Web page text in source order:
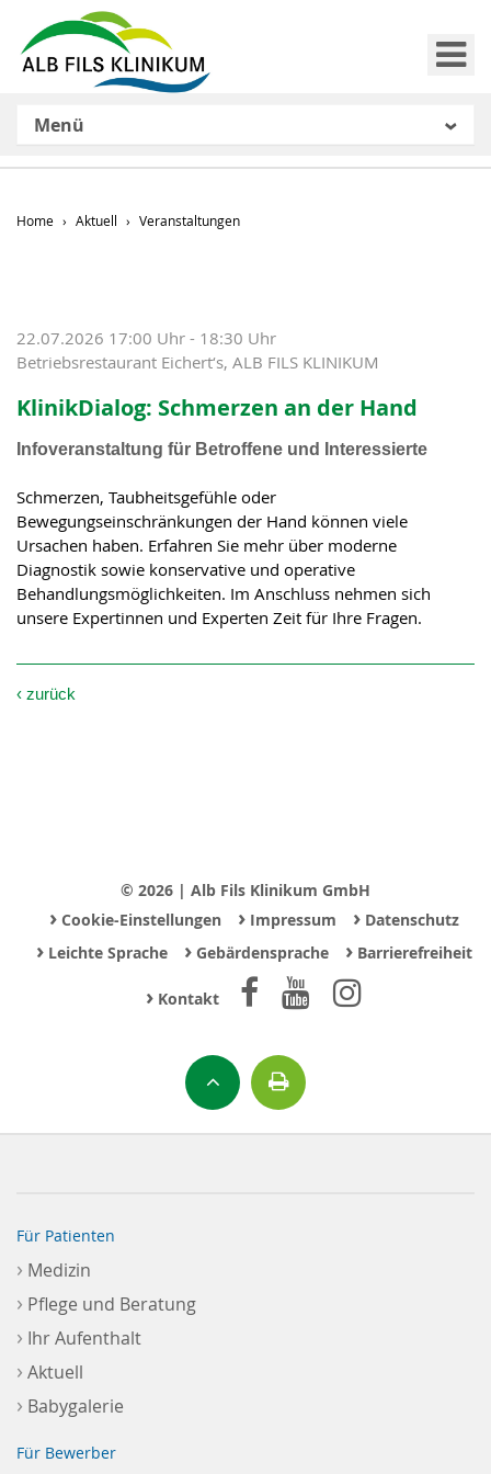
Menü
Home Aktuell Veranstaltungen
22.07.2026 17:00 Uhr - 18:30 Uhr
Betriebsrestaurant Eichert‘s, ALB FILS KLINIKUM
KlinikDialog: Schmerzen an der Hand
Infoveranstaltung für Betroffene und Interessierte
Schmerzen, Taubheitsgefühle oder
Bewegungseinschränkungen der Hand können viele
Ursachen haben. Erfahren Sie mehr über moderne
Diagnostik sowie konservative und operative
Behandlungsmöglichkeiten. Im Anschluss nehmen sich
unsere Expertinnen und Experten Zeit für Ihre Fragen.
‹ zurück
© 2026 | Alb Fils Klinikum GmbH
›Cookie-Einstellungen ›Impressum ›Datenschutz
›Leichte Sprache ›Gebärdensprache ›Barrierefreiheit
› Kontakt
Für Patienten
› Medizin
› Pflege und Beratung
› Ihr Aufenthalt
› Aktuell
› Babygalerie
Für Bewerber